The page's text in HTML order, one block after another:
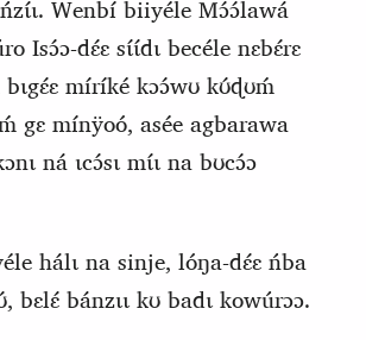
Wenbí biiyéle Mɔ́ɔ́lawá
Isɔ́ɔ‑dɛ́ɛ sɩ́ɩ́dɩ becéle nɛbɛ́rɛ
bɩgɛ́ɛ míríké kɔɔ́wʊ kʊ́ɖʊḿ
gɛ mínÿoó, asée agbarawa
ná ɩcɔ́sɩ mɩ́ɩ na bʊcɔ́ɔ
hálɩ na sinje, lóŋa‑dɛ́ɛ ńba
bɛlɛ́ bánzɩɩ kʊ badɩ kowúrɔɔ.